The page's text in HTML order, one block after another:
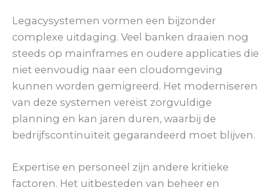
Legacysystemen vormen een bijzonder
complexe uitdaging. Veel banken draaien nog
steeds op mainframes en oudere applicaties die
niet eenvoudig naar een cloudomgeving
kunnen worden gemigreerd. Het moderniseren
van deze systemen vereist zorgvuldige
planning en kan jaren duren, waarbij de
bedrijfscontinuïteit gegarandeerd moet blijven.
Expertise en personeel zijn andere kritieke
factoren. Het uitbesteden van beheer en